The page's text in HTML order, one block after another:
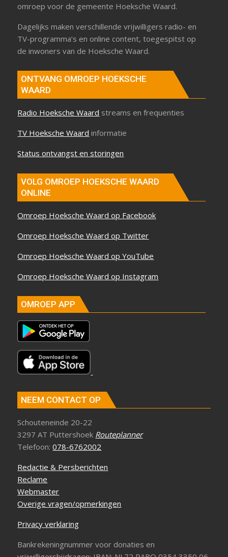
omroep voor de gemeente Hoeksche Waard.
Dagelijks maken verschillende vrijwilligers radio- en
TV-programma’s en online content, toegespitst op
de inwoners van de Hoeksche Waard.
ONTVANG OMROEP HOEKSCHE
WAARD
Radio Hoeksche Waard streams en frequenties
TV Hoeksche Waard informatie
Status ontvangst en storingen
VOLG OMROEP HOEKSCHE WAARD
ONLINE
Omroep Hoeksche Waard op Facebook
Omroep Hoeksche Waard op Twitter
Omroep Hoeksche Waard op YouTube
Omroep Hoeksche Waard op Instagram
OMROEP APP
NEEM CONTACT OP
Schouteneinde 20-22
3297 AT Puttershoek Routeplanner
Telefoon:078-6762002
Redactie & Persberichten
Reclame
Webmaster
Overige vragen/opmerkingen
Privacy verklaring
Bankrekeningnummer voor donaties en